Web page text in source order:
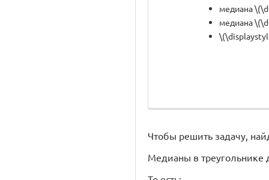
медиана
медиана
Чтобы решить задачу,
Медианы в треугольнике